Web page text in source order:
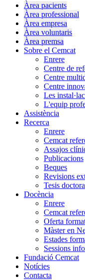
Àrea pacients
Àrea professional
Àrea empresa
Àrea voluntaris
Àrea premsa
Sobre el Cemcat
Enrere
Centre de
Centre
Centre
Les
L'equip
Assistència
Recerca
Enrere
Cemcat
Assajos
Publicacions
Beques
Revisions
Tesis
Docència
Enrere
Cemcat
Oferta
Màster en
Estades
Sessions
Fundació Cemcat
Notícies
Contacta